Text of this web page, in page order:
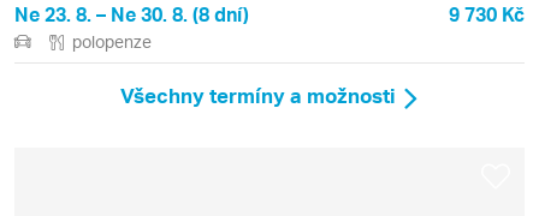
Ne 23. 8. – Ne 30. 8. (8 dní) 9 730 Kč
polopenze
Všechny termíny a možnosti